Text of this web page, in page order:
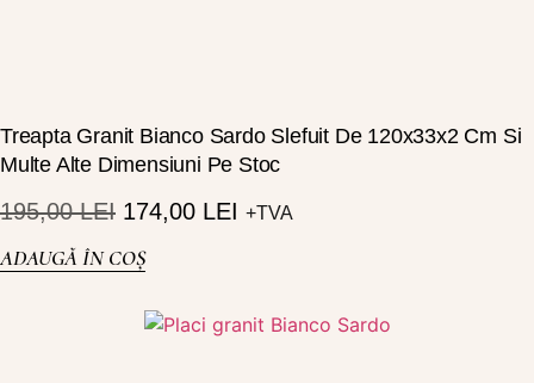
Treapta Granit Bianco Sardo Slefuit De 120x33x2 Cm Si
Multe Alte Dimensiuni Pe Stoc
195,00LEI 174,00 LEI +TVA
ADAUGĂ ÎN COȘ